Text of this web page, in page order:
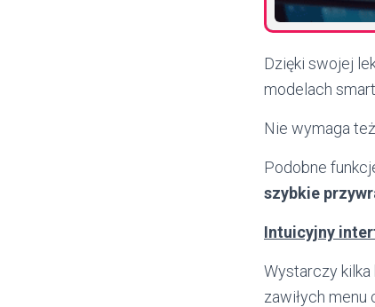
Dzięki swojej
modelach
Nie wymaga
Podobne
szybkie
Intuicyjny
Wystarczy
zawiłych